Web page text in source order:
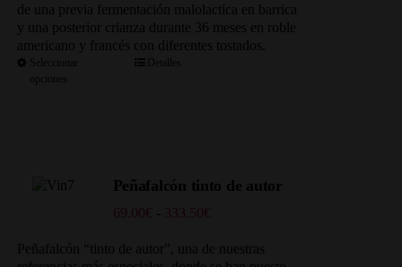
de una previa fermentación malolactica en barrica
y una posterior crianza durante 36 meses en roble
americano y francés con diferentes tostados.
Seleccionar
Detalles
Peñafalcón tinto de autor
69.00€ - 333.50€
precios:
Peñafalcón “tinto de autor”, una de nuestras